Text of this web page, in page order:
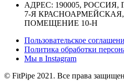
АДРЕС: 190005, РОССИЯ,
7-Я КРАСНОАРМЕЙСКАЯ,
ПОМЕЩЕНИЕ 10-Н
Пользовательское
Политика обработки
Мы в Instagram
© FitPipe 2021. Все права